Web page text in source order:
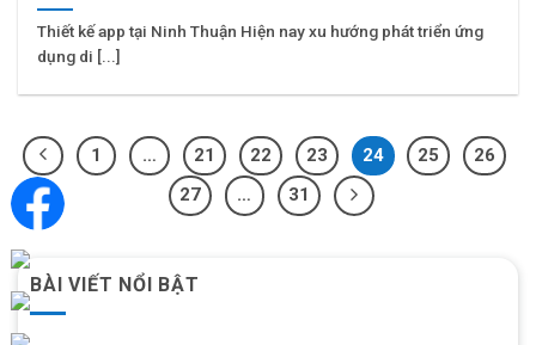
Thiết kế app tại Ninh Thuận Hiện nay xu hướng phát triển ứng
dụng di [...]
1 … 21 22 23 24 25
26
27
… 31
BÀI VIẾT NỔI BẬT